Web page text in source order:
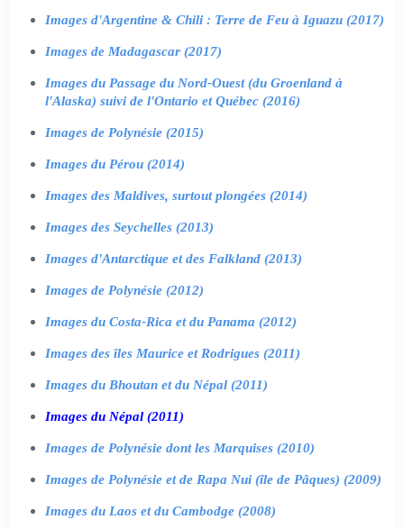
Images d'Argentine & Chili : Terre de Feu à Iguazu (2017)
Images de Madagascar (2017)
Images du Passage du Nord-Ouest (du Groenland à
l'Alaska) suivi de l'Ontario et Québec (2016)
Images de Polynésie (2015)
Images du Pérou (2014)
Images des Maldives, surtout plongées (2014)
Images des Seychelles (2013)
Images d'Antarctique et des Falkland (2013)
Images de Polynésie (2012)
Images du Costa-Rica et du Panama (2012)
Images des îles Maurice et Rodrigues (2011)
Images du Bhoutan et du Népal (2011)
Images du Népal (2011)
Images de Polynésie dont les Marquises (2010)
Images de Polynésie et de Rapa Nui (île de Pâques) (2009)
Images du Laos et du Cambodge (2008)